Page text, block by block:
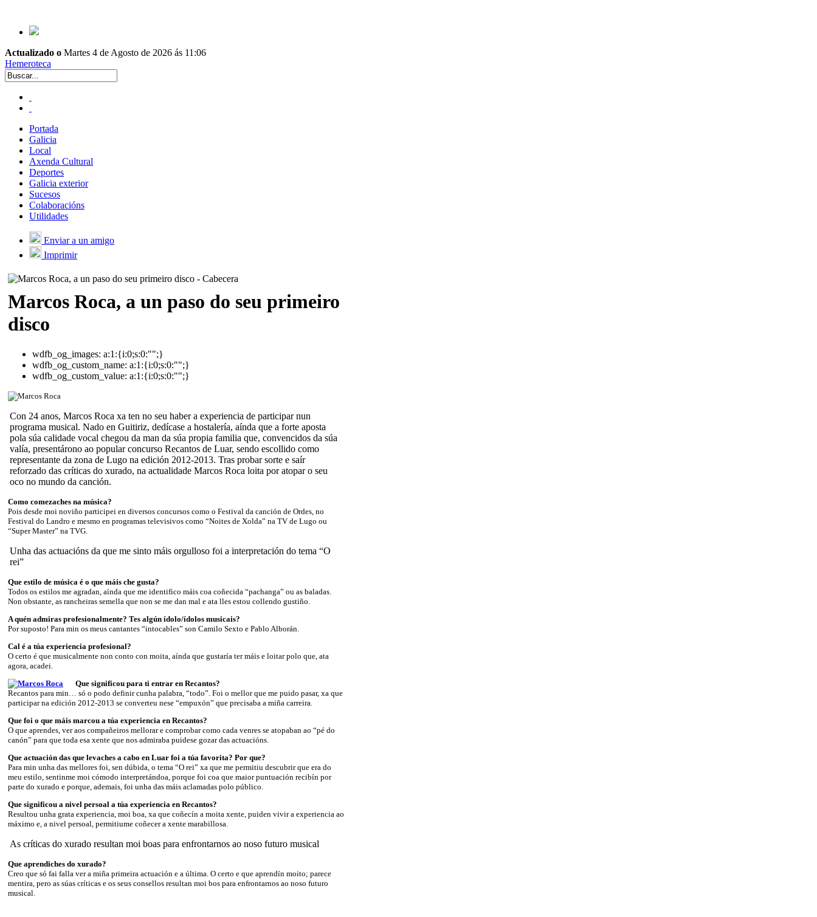
Actualizado o Martes 4 de Agosto de 2026 ás 11:06
Hemeroteca
Portada
Galicia
Local
Axenda Cultural
Deportes
Galicia exterior
Sucesos
Colaboracións
Utilidades
Enviar a un amigo
Imprimir
Marcos Roca, a un paso do seu primeiro
disco
wdfb_og_images: a:1:{i:0;s:0:"";}
wdfb_og_custom_name: a:1:{i:0;s:0:"";}
wdfb_og_custom_value: a:1:{i:0;s:0:"";}
Con 24 anos, Marcos Roca xa ten no seu haber a experiencia de participar nun
programa musical. Nado en Guitiriz, dedícase a hostalería, aínda que a forte aposta
pola súa calidade vocal chegou da man da súa propia familia que, convencidos da súa
valía, presentárono ao popular concurso Recantos de Luar, sendo escollido como
representante da zona de Lugo na edición 2012-2013. Tras probar sorte e saír
reforzado das críticas do xurado, na actualidade Marcos Roca loita por atopar o seu
oco no mundo da canción.
Como comezaches na música?
Pois desde moi noviño participei en diversos concursos como o Festival da canción de Ordes, no
Festival do Landro e mesmo en programas televisivos como “Noites de Xolda” na TV de Lugo ou
“Super Master” na TVG.
Unha das actuacións da que me sinto máis orgulloso foi a interpretación do tema “O
rei”
Que estilo de música é o que máis che gusta?
Todos os estilos me agradan, aínda que me identifico máis coa coñecida “pachanga” ou as baladas.
Non obstante, as rancheiras semella que non se me dan mal e ata lles estou collendo gustiño.
A quén admiras profesionalmente? Tes algún ídolo/ídolos musicais?
Por suposto! Para min os meus cantantes “intocables” son Camilo Sexto e Pablo Alborán.
Cal é a túa experiencia profesional?
O certo é que musicalmente non conto con moita, aínda que gustaría ter máis e loitar polo que, ata
agora, acadei.
Que significou para ti entrar en Recantos?
Recantos para min… só o podo definir cunha palabra, “todo”. Foi o mellor que me puido pasar, xa que
participar na edición 2012-2013 se converteu nese “empuxón” que precisaba a miña carreira.
Que foi o que máis marcou a túa experiencia en Recantos?
O que aprendes, ver aos compañeiros mellorar e comprobar como cada venres se atopaban ao “pé do
canón” para que toda esa xente que nos admiraba puidese gozar das actuacións.
Que actuación das que levaches a cabo en Luar foi a túa favorita? Por que?
Para min unha das mellores foi, sen dúbida, o tema “O rei” xa que me permitiu descubrir que era do
meu estilo, sentinme moi cómodo interpretándoa, porque foi coa que maior puntuación recibín por
parte do xurado e porque, ademais, foi unha das máis aclamadas polo público.
Que significou a nivel persoal a túa experiencia en Recantos?
Resultou unha grata experiencia, moi boa, xa que coñecín a moita xente, puiden vivir a experiencia ao
máximo e, a nivel persoal, permitiume coñecer a xente marabillosa.
As críticas do xurado resultan moi boas para enfrontarnos ao noso futuro musical
Que aprendiches do xurado?
Creo que só fai falla ver a miña primeira actuación e a última. O certo e que aprendín moito; parece
mentira, pero as súas críticas e os seus consellos resultan moi bos para enfrontarnos ao noso futuro
musical.